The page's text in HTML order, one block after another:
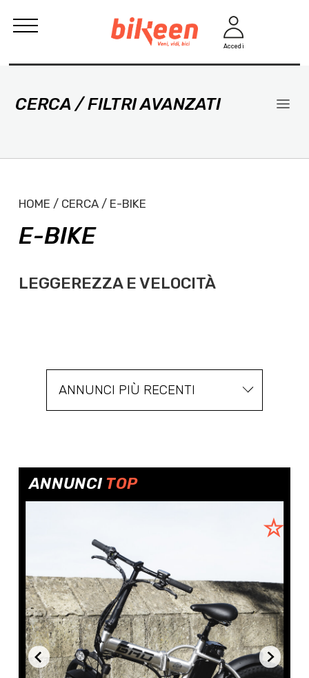
Accedi
CERCA / FILTRI AVANZATI
HOME / CERCA / E-BIKE
E-BIKE
LEGGEREZZA E VELOCITÀ
ANNUNCI PIÙ RECENTI
ANNUNCI TOP